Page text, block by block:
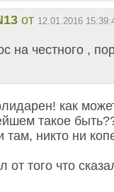
от 12.01.2016
на честного ,
как
такое
никто ни
от того что